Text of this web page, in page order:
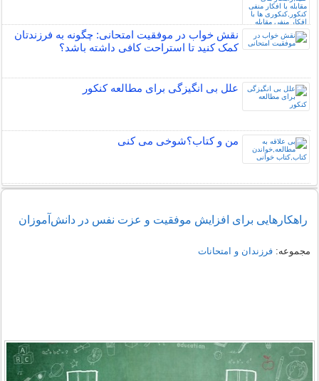
نقش خواب در موفقیت امتحانی: چگونه به فرزندتان
کمک کنید تا استراحت کافی داشته باشد؟
علل بی انگیزگی برای مطالعه کنکور
من و کتاب؟شوخی می کنی
راهکارهایی برای افزایش موفقیت و عزت نفس در دانش‌آموزان
مجموعه:فرزندان و امتحانات